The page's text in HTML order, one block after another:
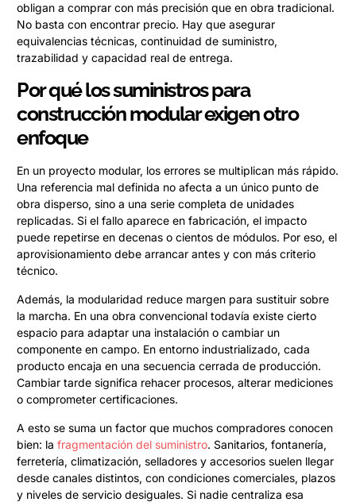
obligan a comprar con más precisión que en obra tradicional.
No basta con encontrar precio. Hay que asegurar
equivalencias técnicas, continuidad de suministro,
trazabilidad y capacidad real de entrega.
Por qué los suministros para
construcción modular exigen otro
enfoque
En un proyecto modular, los errores se multiplican más rápido.
Una referencia mal definida no afecta a un único punto de
obra disperso, sino a una serie completa de unidades
replicadas. Si el fallo aparece en fabricación, el impacto
puede repetirse en decenas o cientos de módulos. Por eso, el
aprovisionamiento debe arrancar antes y con más criterio
técnico.
Además, la modularidad reduce margen para sustituir sobre
la marcha. En una obra convencional todavía existe cierto
espacio para adaptar una instalación o cambiar un
componente en campo. En entorno industrializado, cada
producto encaja en una secuencia cerrada de producción.
Cambiar tarde significa rehacer procesos, alterar mediciones
o comprometer certificaciones.
A esto se suma un factor que muchos compradores conocen
bien: la fragmentación del suministro. Sanitarios, fontanería,
ferretería, climatización, selladores y accesorios suelen llegar
desde canales distintos, con condiciones comerciales, plazos
y niveles de servicio desiguales. Si nadie centraliza esa